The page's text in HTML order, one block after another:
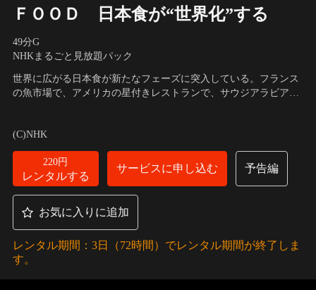
ＦＯＯＤ 日本食が“世界化”する
49分G
NHKまるごと見放題パック
世界に広がる日本食が新たなフェーズに突入している。フランス
の魚市場で、アメリカの星付きレストランで、サウジアラビアの
(C)NHK
220円
レンタルする
サービスに申し込む 予告編
お気に入りに追加
レンタル期間：3日（72時間）でレンタル期間が終了しま
す。